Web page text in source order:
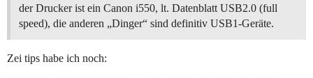
der Drucker ist ein Canon i550, lt. Datenblatt USB2.0 (full
speed), die anderen „Dinger“ sind definitiv USB1-Geräte.
Zei tips habe ich noch: